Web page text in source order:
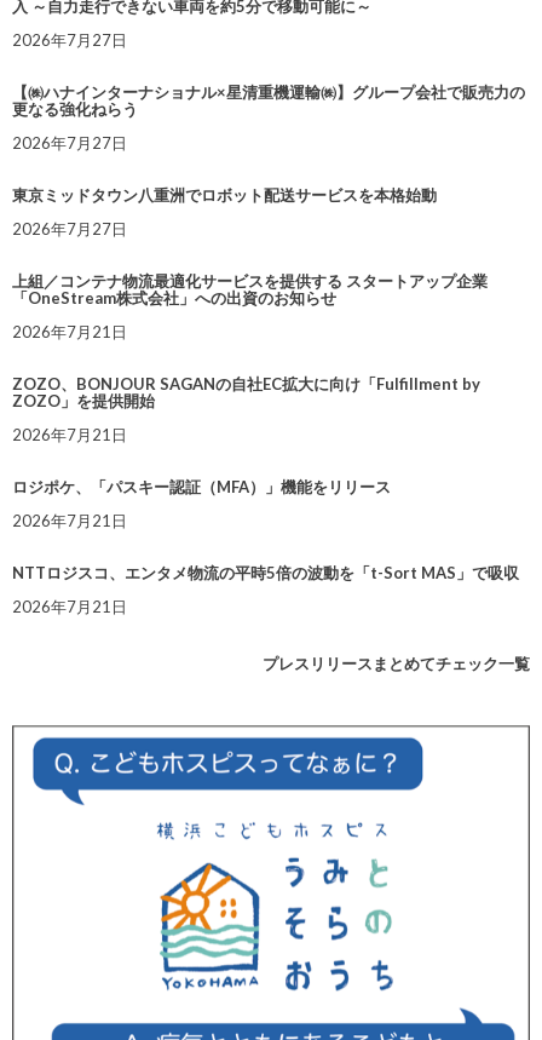
入 ～自力走行できない車両を約5分で移動可能に～
2026年7月27日
【㈱ハナインターナショナル×星清重機運輸㈱】グループ会社で販売力の
更なる強化ねらう
2026年7月27日
東京ミッドタウン八重洲でロボット配送サービスを本格始動
2026年7月27日
上組／コンテナ物流最適化サービスを提供する スタートアップ企業
「OneStream株式会社」への出資のお知らせ
2026年7月21日
ZOZO、BONJOUR SAGANの自社EC拡大に向け「Fulfillment by
ZOZO」を提供開始
2026年7月21日
ロジポケ、「パスキー認証（MFA）」機能をリリース
2026年7月21日
NTTロジスコ、エンタメ物流の平時5倍の波動を「t-Sort MAS」で吸収
2026年7月21日
プレスリリースまとめてチェック一覧